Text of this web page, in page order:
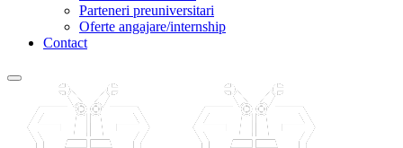
Parteneri preuniversitari
Oferte angajare/internship
Contact